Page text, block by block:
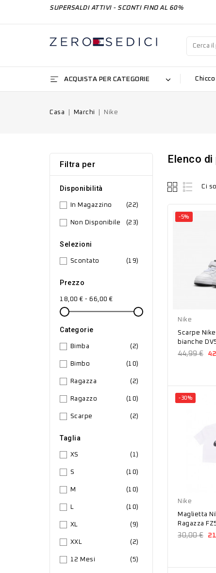
SUPERSALDI ATTIVI - SCONTI FINO AL 60%
ACQUISTA PER CATEGORIE Chicco
Casa Marchi Nike
Filtra per
Disponibilità
In Magazzino (22)
Non Disponibile (23)
Selezioni
Scontato (19)
Prezzo
18,00 € - 66,00 €
Categorie
Bimba (2)
Bimbo (10)
Ragazza (2)
Ragazzo (10)
Scarpe (2)
Taglia
XS (1)
S (10)
M (10)
L (10)
XL (9)
XXL (2)
12 Mesi (5)
Elenco
Ci
-5%
Nike
Scarpe
bianche
44,99 €
-30%
Nike
Maglietta
Ragazza
30,00 €